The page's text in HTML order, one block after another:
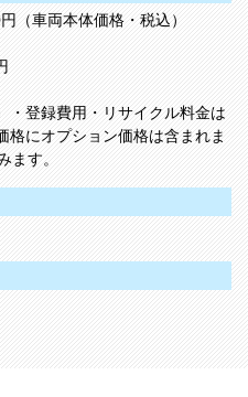
（車両本体価格・税込）
登録費用・リサイクル料金は
にオプション価格は含まれま
す。